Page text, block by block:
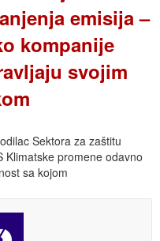
emisija –
kompanije
svojim
Sektora za zaštitu
Klimatske promene odavno
sa kojom